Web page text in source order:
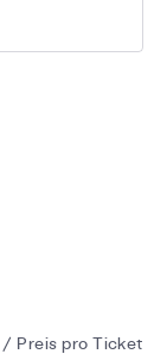
/ Preis pro Ticket